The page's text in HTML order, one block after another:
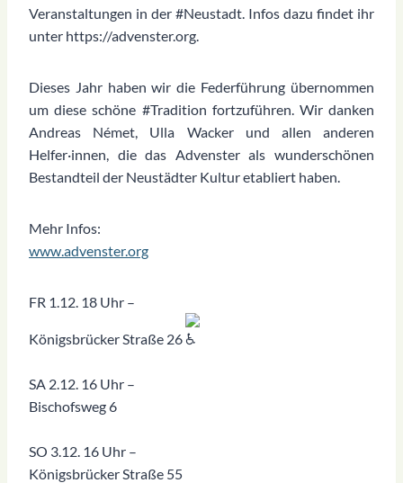
Veranstaltungen in der #Neustadt. Infos dazu findet ihr
unter https://advenster.org.
Dieses Jahr haben wir die Federführung übernommen
um diese schöne #Tradition fortzuführen. Wir danken
Andreas Német, Ulla Wacker und allen anderen
Helfer·innen, die das Advenster als wunderschönen
Bestandteil der Neustädter Kultur etabliert haben.
Mehr Infos:
www.advenster.org
FR 1.12. 18 Uhr –
Königsbrücker Straße 26
SA 2.12. 16 Uhr –
Bischofsweg 6
SO 3.12. 16 Uhr –
Königsbrücker Straße 55